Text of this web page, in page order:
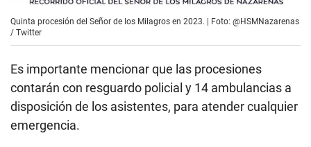
Quinta procesión del Señor de los Milagros en 2023. | Foto: @HSMNazarenas
/ Twitter
Es importante mencionar que las procesiones
contarán con resguardo policial y 14 ambulancias a
disposición de los asistentes, para atender cualquier
emergencia.